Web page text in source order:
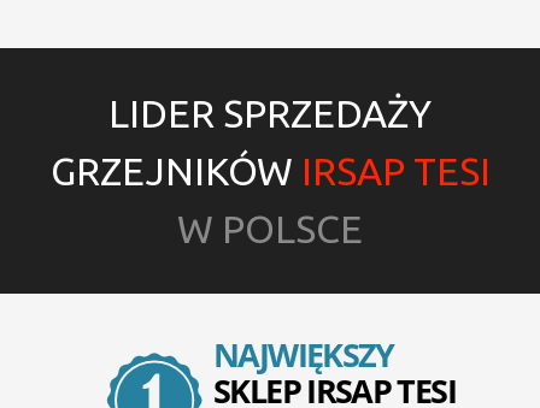
LIDER SPRZEDAŻY
GRZEJNIKÓW IRSAP TESI
W POLSCE